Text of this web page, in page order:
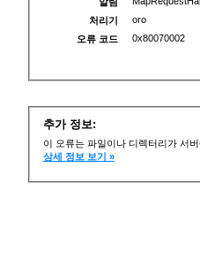
처리기
oro
오류 코드
0x80070002
추가 정보:
이 오류는 파일이나 디렉터리가 서
상세 정보 보기 »